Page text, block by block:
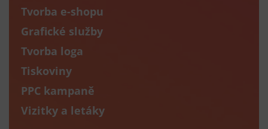
Tvorba e-shopu
Grafické služby
Tvorba loga
Tiskoviny
PPC kampaně
Vizitky a letáky